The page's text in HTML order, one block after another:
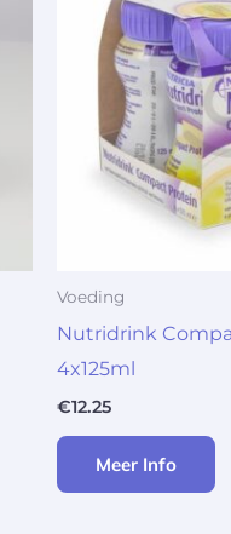
Voeding
Nutridrink
4x125ml
€12.25
Meer Info